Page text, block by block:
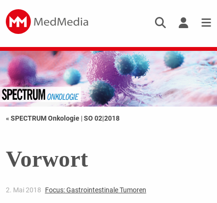
« SPECTRUM Onkologie |SO 02|2018
Vorwort
2. Mai 2018 Focus: Gastrointestinale Tumoren